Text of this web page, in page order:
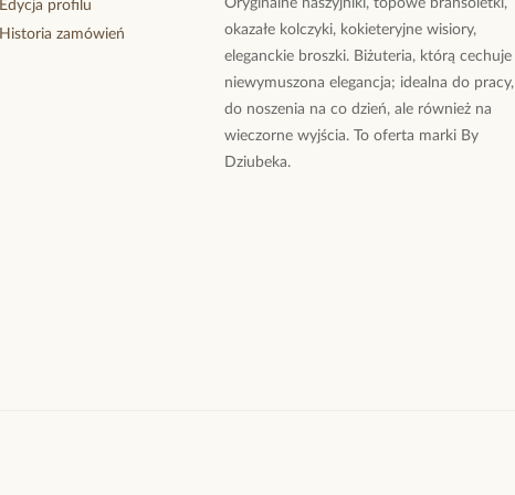
Edycja profilu
Historia zamówień
Oryginalne naszyjniki, topowe bransoletki,
okazałe kolczyki, kokieteryjne wisiory,
eleganckie broszki. Biżuteria, którą cechuje
niewymuszona elegancja; idealna do pracy,
do noszenia na co dzień, ale również na
wieczorne wyjścia. To oferta marki By
Dziubeka.